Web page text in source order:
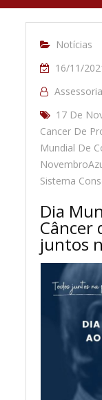
Notícias
16/11/
17 De
Cancer De
Mundial De
Sistema
Dia
Câncer
juntos